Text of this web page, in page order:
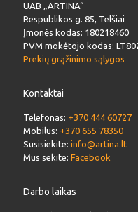
UAB „ARTINA“
Respublikos g. 85, Telšiai
Įmonės kodas: 180218460
PVM mokėtojo kodas:
Prekių grąžinimo sąlygos
Kontaktai
Telefonas: +370 444 60727
Mobilus: +370 655 78350
Susisiekite: info@artina.lt
Mus sekite: Facebook
Darbo laikas